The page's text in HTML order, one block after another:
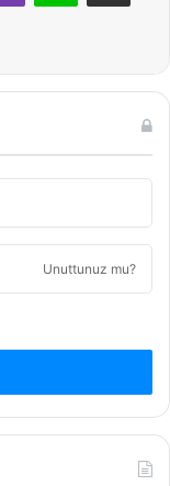
Unuttunuz mu?